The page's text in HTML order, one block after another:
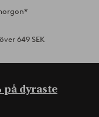
649 SEK
på dyraste